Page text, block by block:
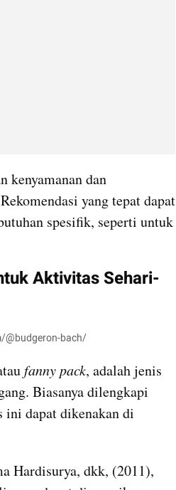
kenyamanan dan
yang tepat dapat
spesifik, seperti untuk
Aktivitas Sehari-
@budgeron-bach/
fanny pack, adalah jenis
Biasanya dilengkapi
ini dapat dikenakan di
Hardisurya, dkk, (2011),